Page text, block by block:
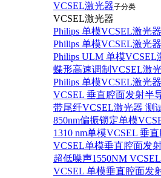
VCSEL激光器子分类
VCSEL激光器
Philips 单模VCSEL激光
Philips 单模VCSEL激光
Philips ULM 单模VCSEL
蝶形高速调制VCSEL激
Philips 单模VCSEL激光
VCSEL 垂直腔面发射半
带尾纤VCSEL激光器 测
850nm偏振锁定单模
1310 nm单模VCSEL 垂
VCSEL单模垂直腔面发
超低噪声1550NM
VCSEL 单模垂直腔面发